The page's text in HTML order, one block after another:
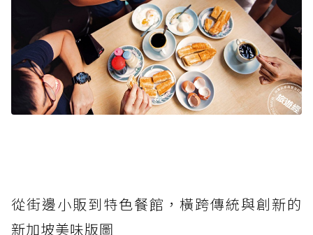
從街邊小販到特色餐館，橫跨傳統與創新的
新加坡美味版圖